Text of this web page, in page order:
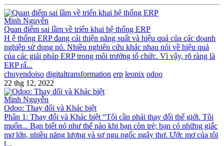
Minh Nguyễn
​Quan điểm sai lầm về triển khai hệ thống ERP
H ệ thống ERP đang cải thiện năng suất và hiệu quả của các doanh
nghiệp sử dụng nó. Nhiều nghiên cứu khác nhau nói về hiệu quả
của các giải pháp ERP trong môi trường tổ chức. Vì vậy, rõ ràng là
ERP rấ...
chuyendoiso digitaltransformation erp leonix odoo
22 thg 12, 2022
Minh Nguyễn
​Odoo: Thay đổi và Khác biệt
Phần 1: Thay đổi và Khác biệt “Tôi cần phải thay đổi thế giới. Tôi
muốn... Bạn biết nó như thế nào khi bạn còn trẻ; bạn có những giấc
mơ lớn, nhiều năng lượng và sự ngu ngốc ngây thơ. Ước mơ của tôi
l...